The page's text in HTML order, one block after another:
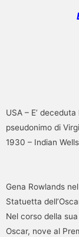
USA – E’
pseudonimo di
1930 – Indian
Gena Rowlands
Statuetta
Nel corso della
Oscar, nove al